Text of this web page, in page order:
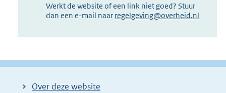
Werkt de website of een link niet goed? Stuur
dan een e-mail naar regelgeving@overheid.nl
Over deze website